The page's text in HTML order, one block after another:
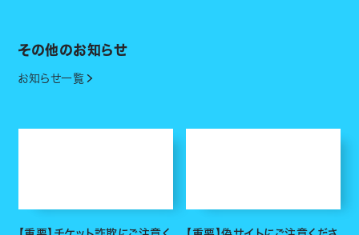
その他のお知らせ
お知らせ一覧